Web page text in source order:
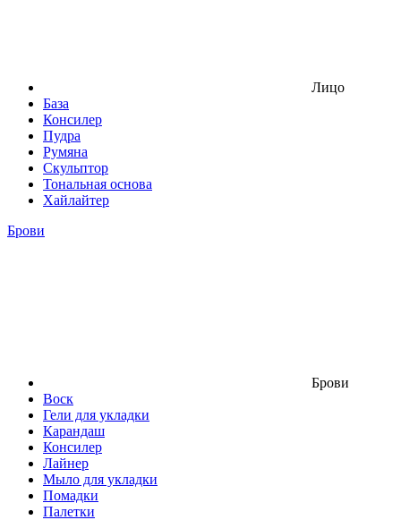
Лицо
База
Консилер
Пудра
Румяна
Скульптор
Тональная основа
Хайлайтер
Брови
Брови
Воск
Гели для укладки
Карандаш
Консилер
Лайнер
Мыло для укладки
Помадки
Палетки